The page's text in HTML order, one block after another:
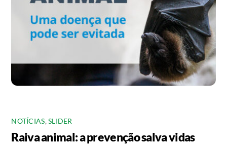
NOTÍCIAS,SLIDER
Raiva animal: a prevenção salva vidas